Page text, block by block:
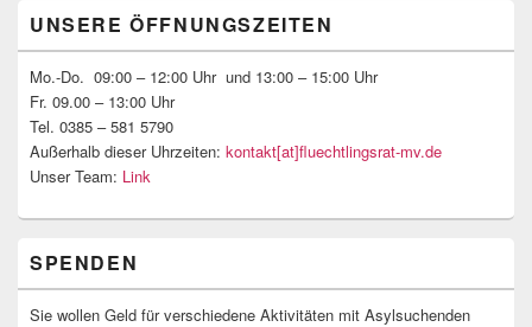
Seitenleisten-
Widgetbereich
UNSERE ÖFFNUNGSZEITEN
Mo.-Do. 09:00 – 12:00 Uhr und 13:00 – 15:00 Uhr
Fr. 09.00 – 13:00 Uhr
Tel. 0385 – 581 5790
Außerhalb dieser Uhrzeiten: kontakt[at]fluechtlingsrat-mv.de
Unser Team: Link
SPENDEN
Sie wollen Geld für verschiedene Aktivitäten mit Asylsuchenden